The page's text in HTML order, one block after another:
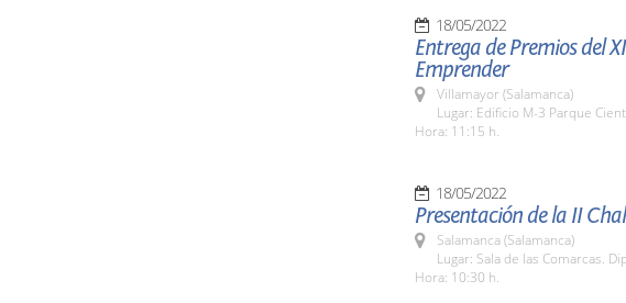
18/05/2022
Entrega de Premios del
Emprender
Villamayor (Salamanca)
Lugar: Edificio M-3 Parque
Hora: 11:15 h.
18/05/2022
Presentación de la II
Salamanca (Salamanca)
Lugar: Sala de las Comarcas.
Hora: 10:30 h.